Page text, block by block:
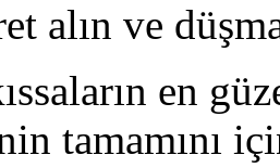
alın ve
en
tamamını